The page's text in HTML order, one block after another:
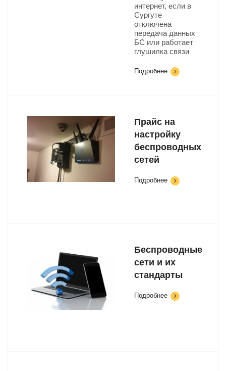
интернет, если в
Сургуте
отключена
передача данных
БС или работает
глушилка связи
Подробнее
Прайс на
настройку
беспроводных
сетей
Подробнее
Беспроводные
сети и их
стандарты
Подробнее